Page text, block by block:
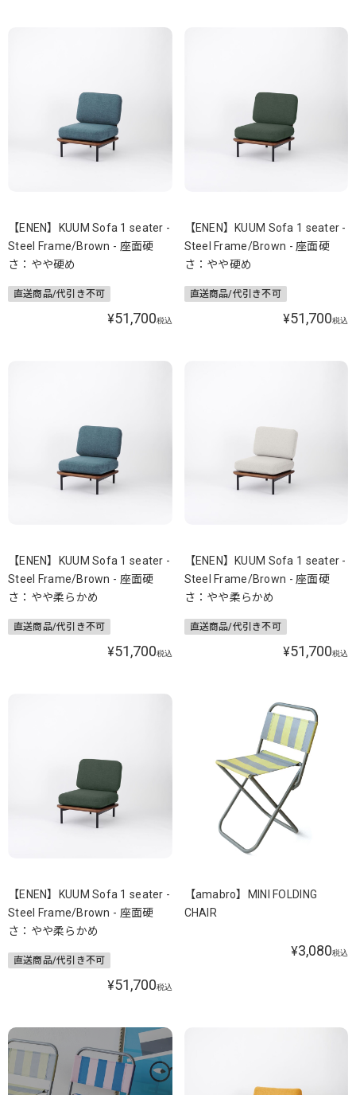
【ENEN】KUUM Sofa 1 seater -
Steel Frame/Brown - 座面硬
さ：やや硬め
直送商品/代引き不可
¥51,700税込
【ENEN】KUUM Sofa 1 seater -
Steel Frame/Brown - 座面硬
さ：やや硬め
直送商品/代引き不可
¥51,700税込
【ENEN】KUUM Sofa 1 seater -
Steel Frame/Brown - 座面硬
さ：やや柔らかめ
直送商品/代引き不可
¥51,700税込
【ENEN】KUUM Sofa 1 seater -
Steel Frame/Brown - 座面硬
さ：やや柔らかめ
直送商品/代引き不可
¥51,700税込
【ENEN】KUUM Sofa 1 seater -
Steel Frame/Brown - 座面硬
さ：やや柔らかめ
直送商品/代引き不可
¥51,700税込
【amabro】MINI FOLDING
CHAIR
¥3,080税込